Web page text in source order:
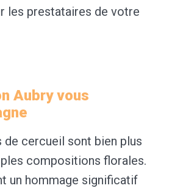
les prestataires de votre
Aubry vous
de cercueil sont bien plus
compositions florales.
un hommage significatif